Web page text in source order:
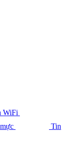
WiFi
Tin